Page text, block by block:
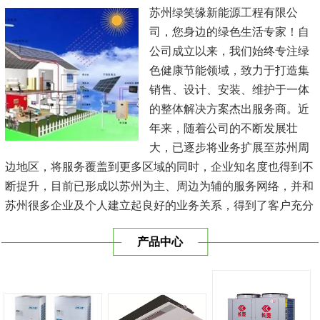
苏州绿笑缘新能源工程有限公
司，您身边的绿色生活专家！自
公司成立以来，我们始终专注绿
色健康节能领域，致力于打造集
销售、设计、安装、维护于一体
的整体解决方案杰出服务商。近
年来，随着公司的不断发展壮
大，已逐步将业务扩展至苏州周
边地区，将服务覆盖到更多区域的同时，企业知名度也得到不
断提升，目前已形成以苏州为主、周边为辅的服务网络，并和
苏州很多企业及个人建立起良好的业务关系，得到了客户充分
与时俱进，树立良好的企业形象，以优质的服务、优质的技术
产品中心